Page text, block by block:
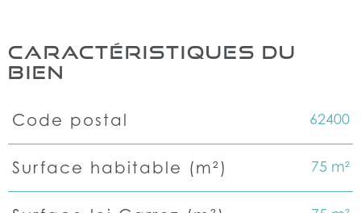
CARACTÉRISTIQUES DU
BIEN
Caractéristiques
Code postal 62400
Surface habitable (m²) 75 m²